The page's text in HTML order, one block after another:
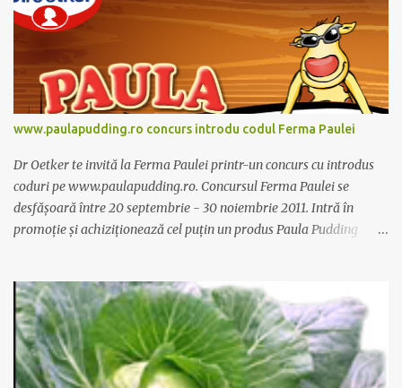
www.paulapudding.ro concurs introdu codul Ferma Paulei
Dr Oetker te invită la Ferma Paulei printr-un concurs cu introdus
coduri pe www.paulapudding.ro. Concursul Ferma Paulei se
desfășoară între 20 septembrie - 30 noiembrie 2011. Intră în
promoție și achiziționează cel puțin un produs Paula Pudding
concurs Ferma Paulei. Poți căștiga zilnic truse de grădinărit,
săptămânal tractorașul fermierului sau premiul cel mare o
excursie la o super-fermă din Anglia. Mai multe coduri, mai multe
șanse de câștig. Câștigători si regulament pe
www.paulapudding.ro.